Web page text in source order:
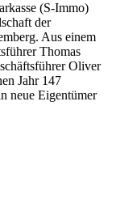
(S-Immo)
der
Aus einem
Thomas
Oliver
Jahr 147
neue Eigentümer